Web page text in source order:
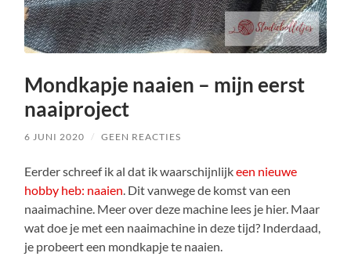
Mondkapje naaien – mijn eerst
naaiproject
6 JUNI 2020 / GEEN REACTIES
Eerder schreef ik al dat ik waarschijnlijkeen nieuwe
hobby heb: naaien. Dit vanwege de komst van een
naaimachine. Meer over deze machine lees je hier. Maar
wat doe je met een naaimachine in deze tijd? Inderdaad,
je probeert een mondkapje te naaien.